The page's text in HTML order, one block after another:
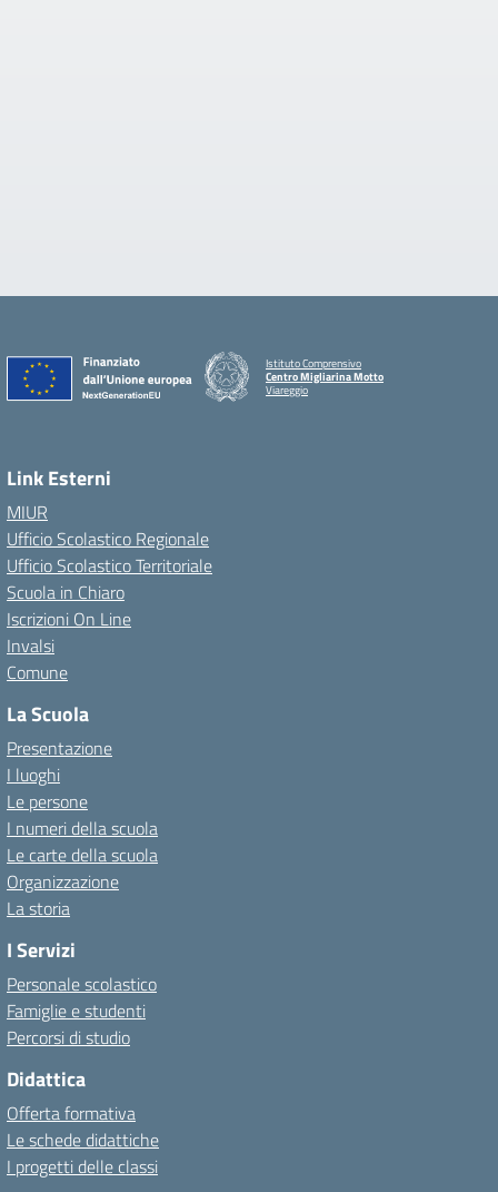
Istituto Comprensivo
Centro Migliarina Motto
Viareggio
Link Esterni
MIUR
Ufficio Scolastico Regionale
Ufficio Scolastico Territoriale
Scuola in Chiaro
Iscrizioni On Line
Invalsi
Comune
La Scuola
Presentazione
I luoghi
Le persone
I numeri della scuola
Le carte della scuola
Organizzazione
La storia
I Servizi
Personale scolastico
Famiglie e studenti
Percorsi di studio
Didattica
Offerta formativa
Le schede didattiche
I progetti delle classi